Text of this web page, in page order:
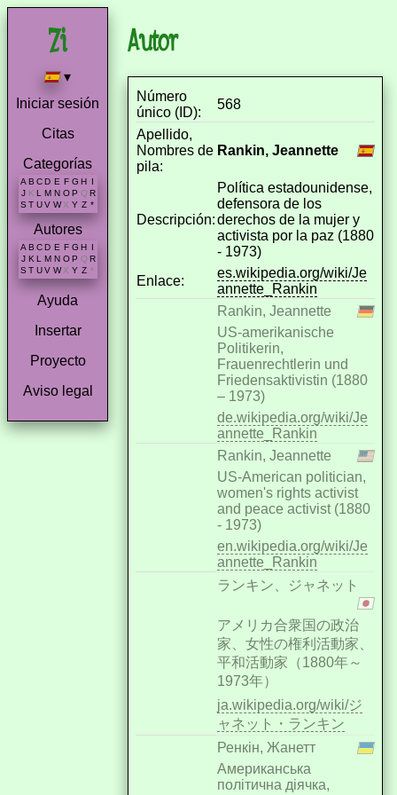
▾
Iniciar sesión
Citas
Categorías
A B C D E F G H I
J K L M N O P Q R
S T U V W X Y Z *
Autores
A B C D E F G H
J K L M N O P Q R
S T U V W X Y Z *
Ayuda
Insertar
Proyecto
Aviso legal
Autor
Número
único (ID):
568
Apellido,
Nombres de
pila:
Rankin, Jeannette
Descripción:
Política estadounidense,
defensora de los
derechos de la mujer y
activista por la paz (1880
- 1973)
Enlace:
es.wikipedia.org/wiki/Je
annette_Rankin
Rankin, Jeannette
US-amerikanische
Politikerin,
Frauenrechtlerin und
Friedensaktivistin (1880
– 1973)
de.wikipedia.org/wiki/Je
annette_Rankin
Rankin, Jeannette
US-American politician,
women's rights activist
and peace activist (1880
- 1973)
en.wikipedia.org/wiki/Je
annette_Rankin
ランキン、ジャネット
アメリカ合衆国の政治
家、女性の権利活動家、
平和活動家（1880年～
1973年）
ja.wikipedia.org/wiki/ジ
ャネット・ランキン
Ренкін, Жанетт
Американська
політична діячка,